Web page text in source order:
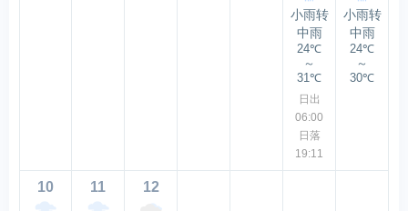
小雨转
中雨
24℃
～
31℃
日出
06:00
日落
19:11
小雨转
中雨
24℃
～
30℃
10 11 12